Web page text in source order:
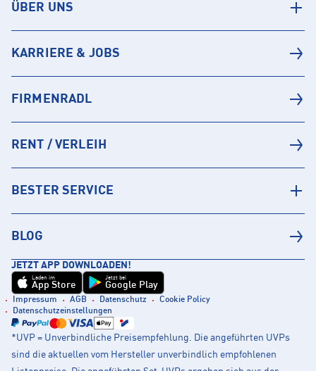
ÜBER UNS
KARRIERE & JOBS
FIRMENRADL
RENT / VERLEIH
BESTER SERVICE
BLOG
JETZT APP DOWNLOADEN!
Laden im
App Store
Jetzt bei
Google Play
Impressum AGB Datenschutz
Cookie Policy
Datenschutzeinstellungen
*UVP = Unverbindliche Preisempfehlung. Die angeführten UVPs
sind die aktuellen vom Hersteller unverbindlich empfohlenen